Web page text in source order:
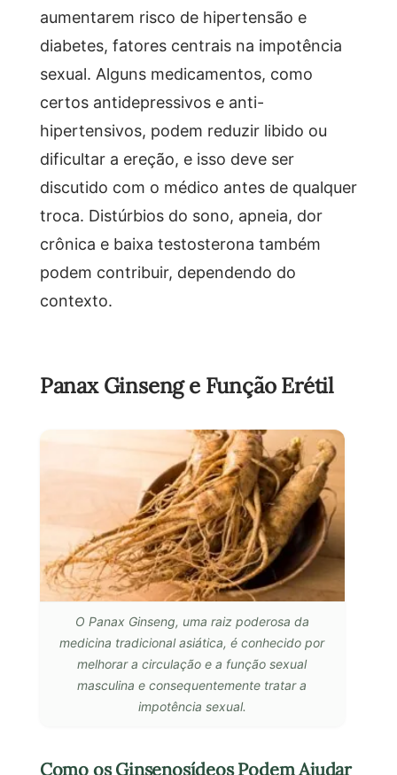
aumentarem risco de hipertensão e
diabetes, fatores centrais na impotência
sexual. Alguns medicamentos, como
certos antidepressivos e anti-
hipertensivos, podem reduzir libido ou
dificultar a ereção, e isso deve ser
discutido com o médico antes de qualquer
troca. Distúrbios do sono, apneia, dor
crônica e baixa testosterona também
podem contribuir, dependendo do
contexto.
Panax Ginseng e Função Erétil
O Panax Ginseng, uma raiz poderosa da
medicina tradicional asiática, é conhecido por
melhorar a circulação e a função sexual
masculina e consequentemente tratar a
impotência sexual.
Como os Ginsenosídeos Podem Ajudar